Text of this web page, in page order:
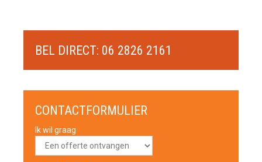
BEL DIRECT: 06 2826 2161
CONTACTFORMULIER
Ik wil graag